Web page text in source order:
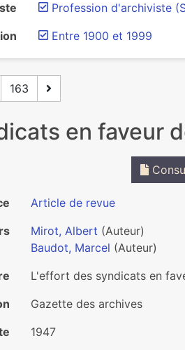
Profession d'archiviste
Entre 1900 et 1999
163
en faveur
Article de revue
Mirot, Albert (Auteur)
Baudot, Marcel (Auteur)
L'effort des syndicats en
Gazette des archives
1947